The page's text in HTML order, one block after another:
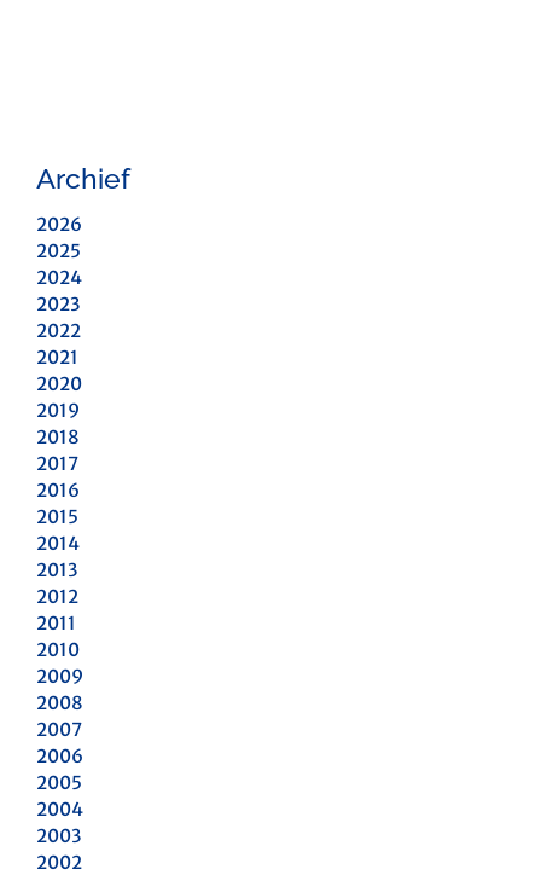
Archief
2026
2025
2024
2023
2022
2021
2020
2019
2018
2017
2016
2015
2014
2013
2012
2011
2010
2009
2008
2007
2006
2005
2004
2003
2002